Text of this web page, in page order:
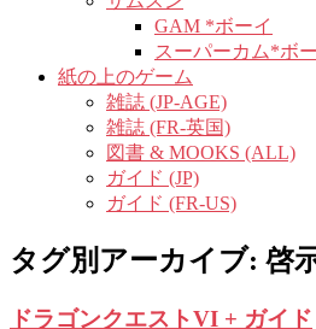
GAM *ボーイ
スーパーカム*ボ
紙の上のゲーム
雑誌 (JP-AGE)
雑誌 (FR-英国)
図書 & MOOKS (ALL)
ガイド (JP)
ガイド (FR-US)
タグ別アーカイブ: 啓
ドラゴンクエストVI + ガイド